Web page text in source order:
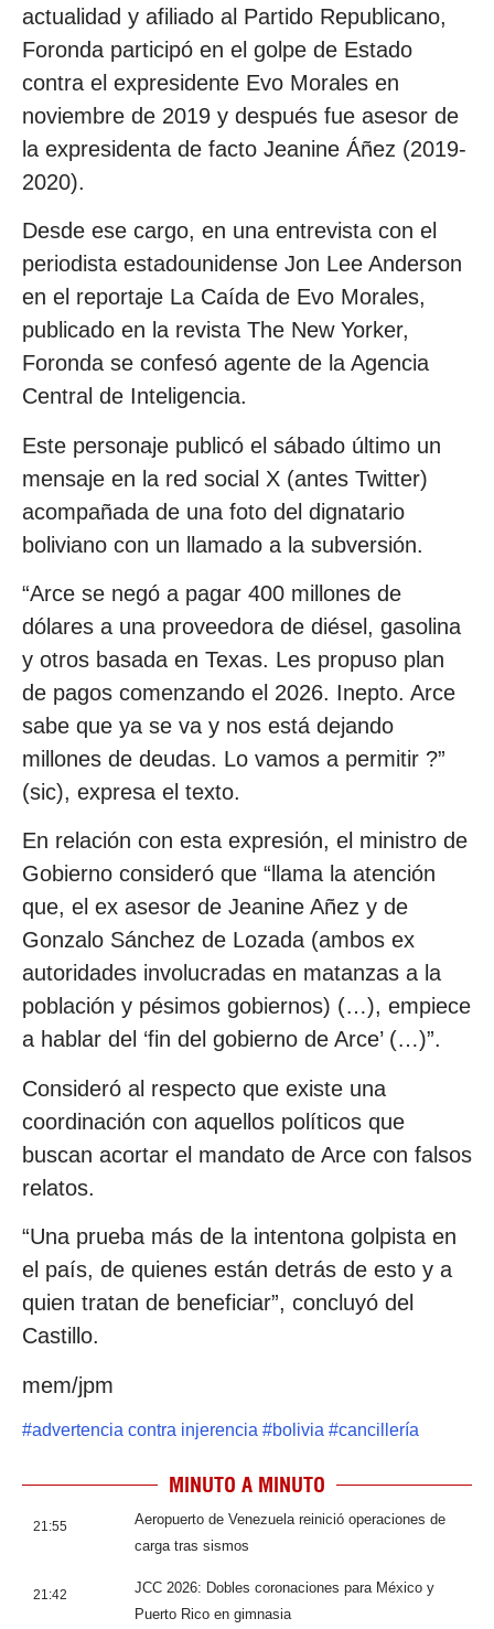
actualidad y afiliado al Partido Republicano,
Foronda participó en el golpe de Estado
contra el expresidente Evo Morales en
noviembre de 2019 y después fue asesor de
la expresidenta de facto Jeanine Áñez (2019-
2020).
Desde ese cargo, en una entrevista con el
periodista estadounidense Jon Lee Anderson
en el reportaje La Caída de Evo Morales,
publicado en la revista The New Yorker,
Foronda se confesó agente de la Agencia
Central de Inteligencia.
Este personaje publicó el sábado último un
mensaje en la red social X (antes Twitter)
acompañada de una foto del dignatario
boliviano con un llamado a la subversión.
“Arce se negó a pagar 400 millones de
dólares a una proveedora de diésel, gasolina
y otros basada en Texas. Les propuso plan
de pagos comenzando el 2026. Inepto. Arce
sabe que ya se va y nos está dejando
millones de deudas. Lo vamos a permitir ?”
(sic), expresa el texto.
En relación con esta expresión, el ministro de
Gobierno consideró que “llama la atención
que, el ex asesor de Jeanine Añez y de
Gonzalo Sánchez de Lozada (ambos ex
autoridades involucradas en matanzas a la
población y pésimos gobiernos) (…), empiece
a hablar del ‘fin del gobierno de Arce’ (…)”.
Consideró al respecto que existe una
coordinación con aquellos políticos que
buscan acortar el mandato de Arce con falsos
relatos.
“Una prueba más de la intentona golpista en
el país, de quienes están detrás de esto y a
quien tratan de beneficiar”, concluyó del
Castillo.
mem/jpm
#advertencia contra injerencia #bolivia #cancillería
MINUTO A MINUTO
21:55
Aeropuerto de Venezuela reinició operaciones de
carga tras sismos
21:42
JCC 2026: Dobles coronaciones para México y
Puerto Rico en gimnasia